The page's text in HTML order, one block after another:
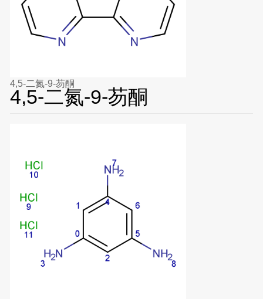
4,5-二氮-9-芴酮
4,5-二氮-9-芴酮